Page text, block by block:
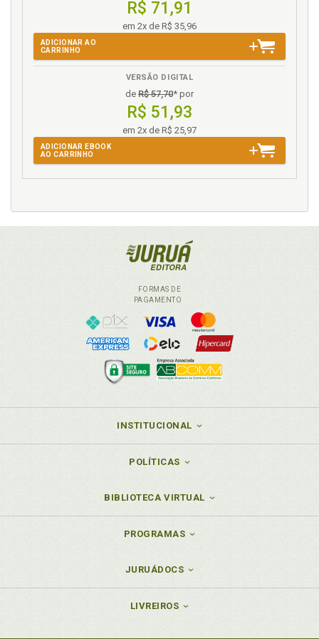
Sigla. Listas de siglas, p. 17
R$ 71,91
em 2x de R$ 35,96
ADICIONAR AO
CARRINHO
VERSÃO DIGITAL
de R$ 57,70* por
R$ 51,93
em 2x de R$ 25,97
ADICIONAR EBOOK
AO CARRINHO
FORMAS DE
PAGAMENTO
INSTITUCIONAL
POLÍTICAS
BIBLIOTECA VIRTUAL
PROGRAMAS
JURUÁDOCS
LIVREIROS